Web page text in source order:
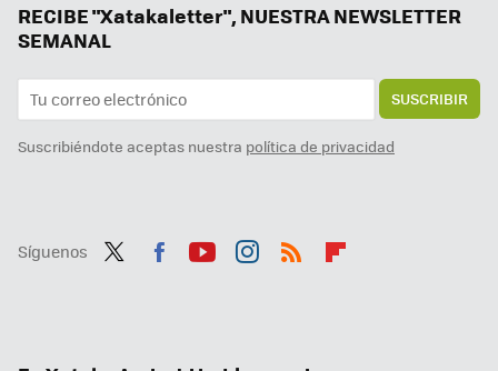
RECIBE "Xatakaletter", NUESTRA NEWSLETTER
SEMANAL
SUSCRIBIR
Suscribiéndote aceptas nuestra política de privacidad
Síguenos